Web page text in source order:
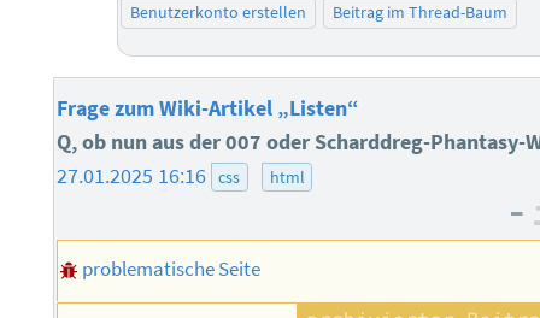
Benutzerkonto erstellen
Beitrag im Thread-Baum
Frage zum Wiki-Artikel „Listen“
Q, ob nun aus der 007 oder Scharddreg-Phantasy-
27.01.2025 16:16 css html
–
problematische Seite